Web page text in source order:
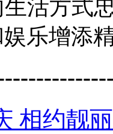
活方式
乐增添
相约靓